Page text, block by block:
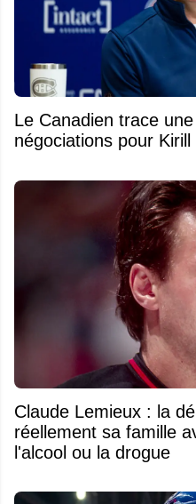
Le Canadien trace
négociations pour
Claude Lemieux : la
réellement sa famille
l'alcool ou la drogue